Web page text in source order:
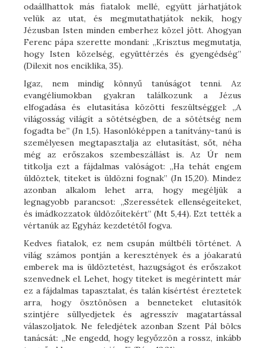
odaállhattok más fiatalok mellé, együtt járhatjátok
velük az utat, és megmutathatjátok nekik, hogy
Jézusban Isten minden emberhez közel jött. Ahogyan
Ferenc pápa szerette mondani: „Krisztus megmutatja,
hogy Isten közelség, együttérzés és gyengédség”
(Dilexit nos enciklika, 35).
Igaz, nem mindig könnyű tanúságot tenni. Az
evangéliumokban gyakran találkozunk a Jézus
elfogadása és elutasítása közötti feszültséggel: „A
világosság világít a sötétségben, de a sötétség nem
fogadta be” (Jn 1,5). Hasonlóképpen a tanítvány-tanú is
személyesen megtapasztalja az elutasítást, sőt, néha
még az erőszakos szembeszállást is. Az Úr nem
titkolja ezt a fájdalmas valóságot: „Ha tehát engem
üldöztek, titeket is üldözni fognak” (Jn 15,20). Mindez
azonban alkalom lehet arra, hogy megéljük a
legnagyobb parancsot: „Szeressétek ellenségeiteket,
és imádkozzatok üldözőitekért” (Mt 5,44). Ezt tették a
vértanúk az Egyház kezdetétől fogva.
Kedves fiatalok, ez nem csupán múltbéli történet. A
világ számos pontján a keresztények és a jóakaratú
emberek ma is üldöztetést, hazugságot és erőszakot
szenvednek el. Lehet, hogy titeket is megérintett már
ez a fájdalmas tapasztalat, és talán kísértést éreztetek
arra, hogy ösztönösen a benneteket elutasítók
szintjére süllyedjetek és agresszív magatartással
válaszoljatok. Ne feledjétek azonban Szent Pál bölcs
tanácsát: „Ne engedd, hogy legyőzzön a rossz, inkább